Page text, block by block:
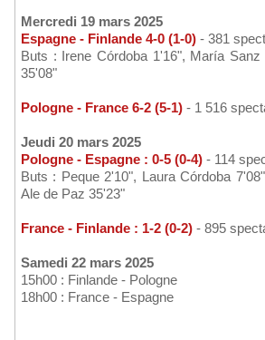
Mercredi 19 mars 2025
Espagne - Finlande 4-0 (1-0) - 381
Buts : Irene Córdoba 1'16", María Sanz
35'08"
Pologne - France 6-2 (5-1) - 1 516
Jeudi 20 mars 2025
Pologne - Espagne : 0-5 (0-4) - 114
Buts : Peque 2'10", Laura Córdoba
Ale de Paz 35'23"
France - Finlande : 1-2 (0-2) - 895
Samedi 22 mars 2025
15h00 : Finlande - Pologne
18h00 : France - Espagne